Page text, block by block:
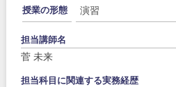
授業の形態 演習
担当講師名
菅 未来
担当科目に関連する実務経歴